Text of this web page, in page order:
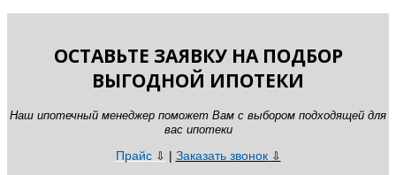
ОСТАВЬТЕ ЗАЯВКУ НА ПОДБОР
ВЫГОДНОЙ ИПОТЕКИ
Наш ипотечный менеджер поможет Вам с выбором подходящей для
вас ипотеки
Прайс ⇩ | Заказать звонок ⇩